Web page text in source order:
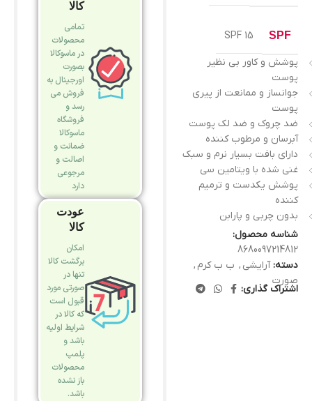
SPF
SPF 15
پوشش و کاور بی نظیر
پوست
جوانساز و ممانعت از پیری
پوست
ضد چروک و ضد لک پوست
آبرسان و مرطوب کننده
دارای بافت بسیار نرم و سبک
غنی شده با ویتامین سی
پوشش یکدست و ترمیم
کننده
بدون چربی و پارابن
شناسه محصول:
8680097214812
دسته: آرایشی , ب ب کرم ,
صورت
اشتراک گذاری:
کالا
تمامی
محصولات
در ماسوکالا
بصورت
اورجینال به
فروش می
رسد و
فروشگاه
ماسوکالا
ضمانت و
اصالت و
مرجوعی
دارد
عودت
کالا
امکان
برگشت کالا
تنها در
صورتی مورد
قبول است
که کالا در
شرایط اولیه
باشد و
پلمپ
محصولات
باز نشده
باشد.